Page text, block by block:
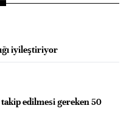
iyileştiriyor
takip edilmesi gereken 50